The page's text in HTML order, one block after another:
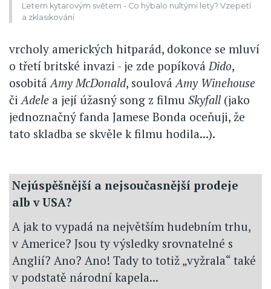
Letem kytarovým světem - Co hýbalo nultými lety? Vzepetí
a zklasikování
vrcholy amerických hitparád, dokonce se mluví
o třetí britské invazi - je zde popíkováDido,
osobitáAmy McDonald, soulováAmy Winehouse
čiAdele a její úžasný song z filmu Skyfall (jako
jednoznačný fanda Jamese Bonda oceňuji, že
tato skladba se skvěle k filmu hodila...).
Nejúspěšnější a nejsoučasnější prodeje
alb v USA?
A jak to vypadá na největším hudebním trhu,
v Americe? Jsou ty výsledky srovnatelné s
Anglií? Ano? Ano! Tady to totiž „vyžrala“ také
v podstatě národní kapela...